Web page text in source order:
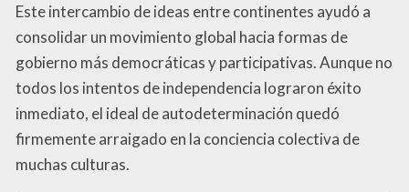
Este intercambio de ideas entre continentes ayudó a
consolidar un movimiento global hacia formas de
gobierno más democráticas y participativas. Aunque no
todos los intentos de independencia lograron éxito
inmediato, el ideal de autodeterminación quedó
firmemente arraigado en la conciencia colectiva de
muchas culturas.